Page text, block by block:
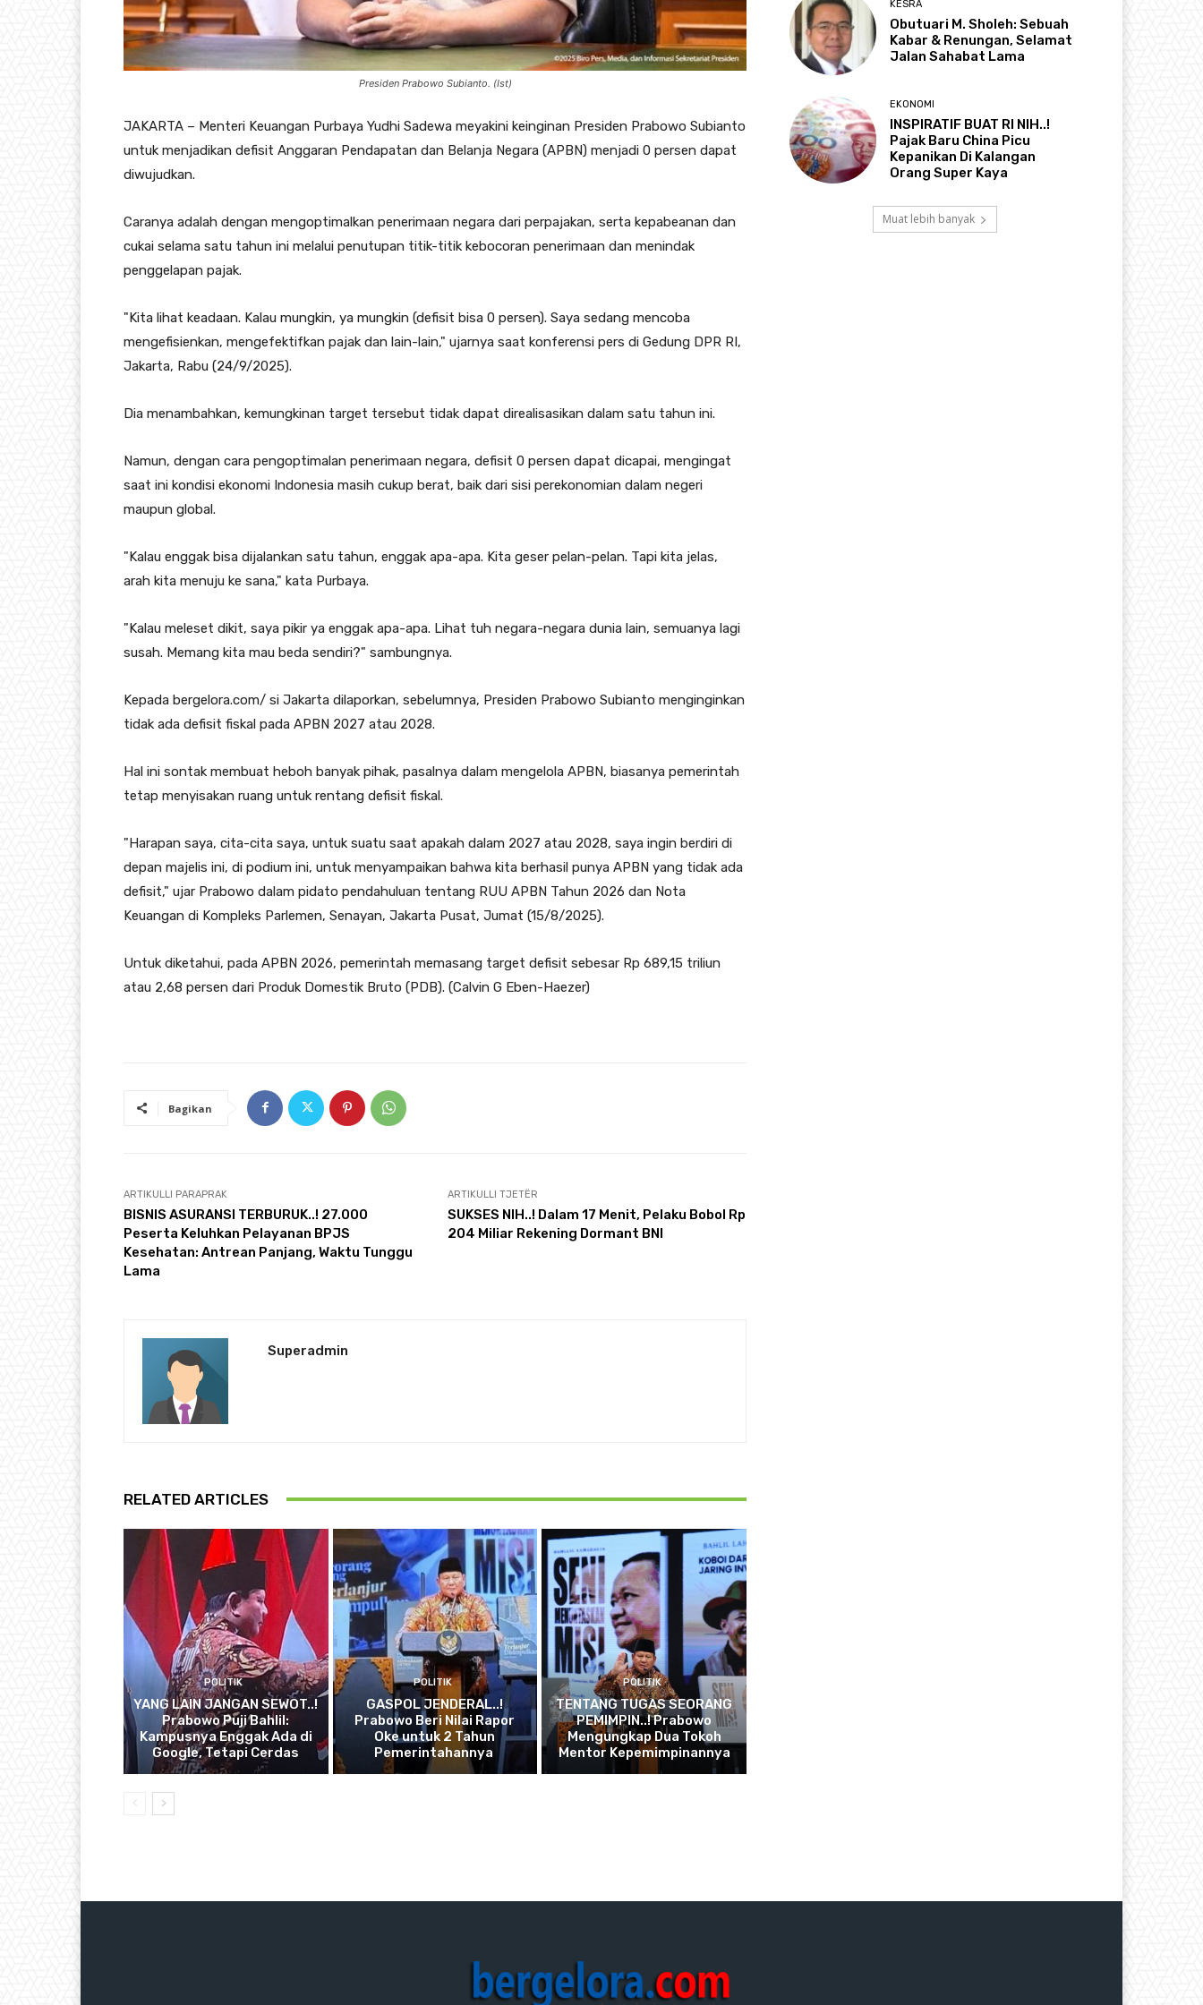
Presiden Prabowo Subianto. (Ist)
JAKARTA – Menteri Keuangan Purbaya Yudhi Sadewa meyakini keinginan Presiden Prabowo Subianto
untuk menjadikan defisit Anggaran Pendapatan dan Belanja Negara (APBN) menjadi 0 persen dapat
diwujudkan.
Caranya adalah dengan mengoptimalkan penerimaan negara dari perpajakan, serta kepabeanan dan
cukai selama satu tahun ini melalui penutupan titik-titik kebocoran penerimaan dan menindak
penggelapan pajak.
"Kita lihat keadaan. Kalau mungkin, ya mungkin (defisit bisa 0 persen). Saya sedang mencoba
mengefisienkan, mengefektifkan pajak dan lain-lain," ujarnya saat konferensi pers di Gedung DPR RI,
Jakarta, Rabu (24/9/2025).
Dia menambahkan, kemungkinan target tersebut tidak dapat direalisasikan dalam satu tahun ini.
Namun, dengan cara pengoptimalan penerimaan negara, defisit 0 persen dapat dicapai, mengingat
saat ini kondisi ekonomi Indonesia masih cukup berat, baik dari sisi perekonomian dalam negeri
maupun global.
"Kalau enggak bisa dijalankan satu tahun, enggak apa-apa. Kita geser pelan-pelan. Tapi kita jelas,
arah kita menuju ke sana," kata Purbaya.
"Kalau meleset dikit, saya pikir ya enggak apa-apa. Lihat tuh negara-negara dunia lain, semuanya lagi
susah. Memang kita mau beda sendiri?" sambungnya.
Kepada bergelora.com/ si Jakarta dilaporkan, sebelumnya, Presiden Prabowo Subianto menginginkan
tidak ada defisit fiskal pada APBN 2027 atau 2028.
Hal ini sontak membuat heboh banyak pihak, pasalnya dalam mengelola APBN, biasanya pemerintah
tetap menyisakan ruang untuk rentang defisit fiskal.
"Harapan saya, cita-cita saya, untuk suatu saat apakah dalam 2027 atau 2028, saya ingin berdiri di
depan majelis ini, di podium ini, untuk menyampaikan bahwa kita berhasil punya APBN yang tidak ada
defisit," ujar Prabowo dalam pidato pendahuluan tentang RUU APBN Tahun 2026 dan Nota
Keuangan di Kompleks Parlemen, Senayan, Jakarta Pusat, Jumat (15/8/2025).
Untuk diketahui, pada APBN 2026, pemerintah memasang target defisit sebesar Rp 689,15 triliun
atau 2,68 persen dari Produk Domestik Bruto (PDB). (Calvin G Eben-Haezer)
Bagikan
ARTIKULLI PARAPRAK
BISNIS ASURANSI TERBURUK..! 27.000
Peserta Keluhkan Pelayanan BPJS
Kesehatan: Antrean Panjang, Waktu Tunggu
Lama
ARTIKULLI TJETËR
SUKSES NIH..! Dalam 17 Menit, Pelaku Bobol Rp
204 Miliar Rekening Dormant BNI
Superadmin
RELATED ARTICLES
POLITIK
YANG LAIN JANGAN SEWOT..!
Prabowo Puji Bahlil:
Kampusnya Enggak Ada di
Google, Tetapi Cerdas
POLITIK
GASPOL JENDERAL..!
Prabowo Beri Nilai Rapor
Oke untuk 2 Tahun
Pemerintahannya
POLITIK
TENTANG TUGAS SEORANG
PEMIMPIN..! Prabowo
Mengungkap Dua Tokoh
Mentor Kepemimpinannya
KESRA
Obutuari M. Sholeh: Sebuah
Kabar & Renungan, Selamat
Jalan Sahabat Lama
EKONOMI
INSPIRATIF BUAT RI NIH..!
Pajak Baru China Picu
Kepanikan Di Kalangan
Orang Super Kaya
Muat lebih banyak